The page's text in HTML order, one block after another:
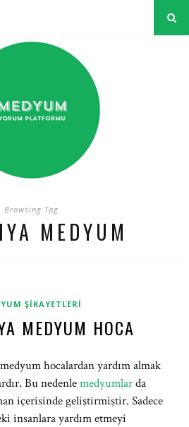
Browsing Tag
MEDYUM
ŞIKAYETLERI
MEDYUM HOCA
hocalardan yardım almak
Bu nedenlemedyumlarda
içerisinde geliştirmiştir. Sadece
insanlara yardım etmeyi